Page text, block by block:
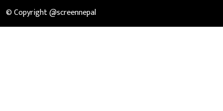
© Copyright @screennepal